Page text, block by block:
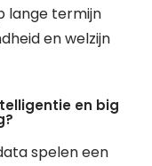
lange termijn
en welzijn
en big
spelen een